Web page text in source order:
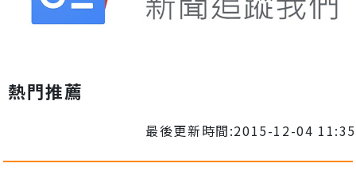
熱門推薦
最後更新時間:2015-12-04 11:35